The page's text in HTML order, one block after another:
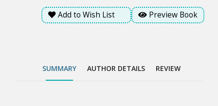
Add to Wish List Preview Book
SUMMARY AUTHOR DETAILS REVIEW